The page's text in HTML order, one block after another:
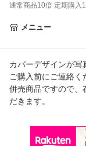
通常商品10倍 定期購入
メニュー
カバーデザインが写
ご購入前にご連絡く
併売商品ですので、
だきます。